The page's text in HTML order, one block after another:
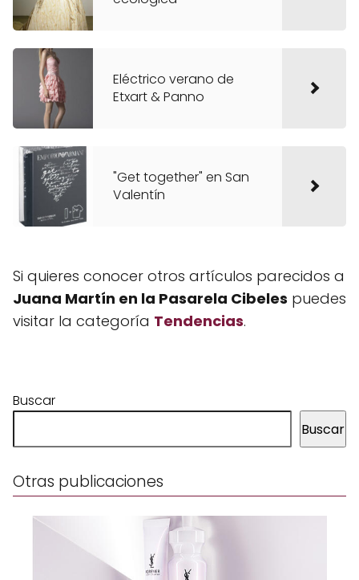
Eléctrico verano de
Etxart & Panno
"Get together" en San
Valentín
Si quieres conocer otros artículos parecidos a
Juana Martín en la Pasarela Cibeles puedes
visitar la categoría Tendencias.
Buscar
Buscar
Otras publicaciones